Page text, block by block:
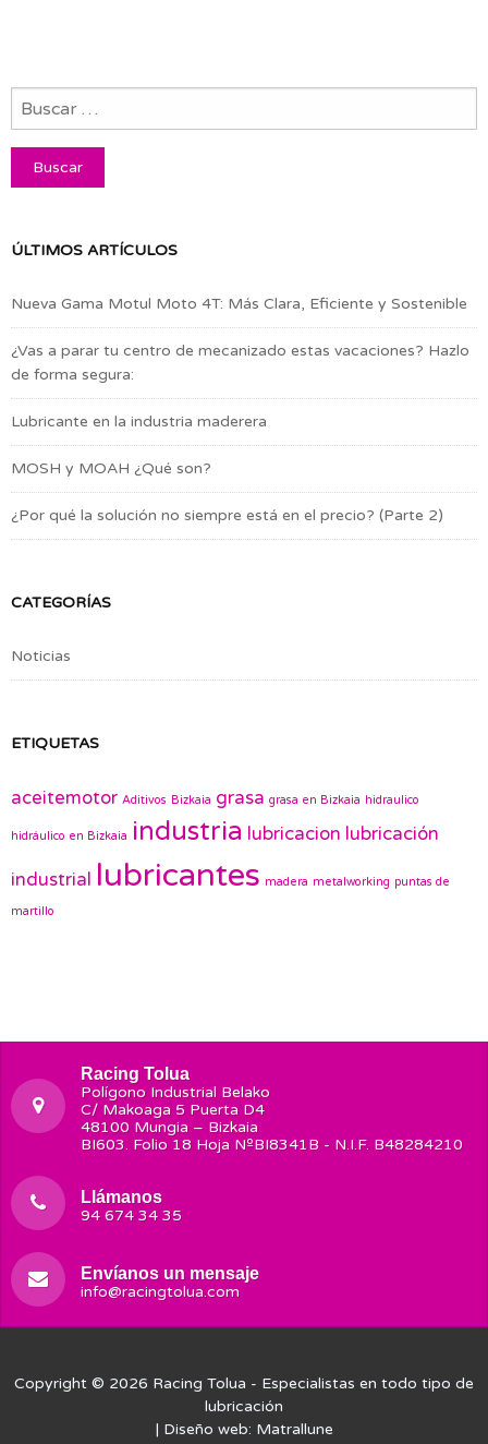
ÚLTIMOS ARTÍCULOS
Nueva Gama Motul Moto 4T: Más Clara, Eficiente y Sostenible
¿Vas a parar tu centro de mecanizado estas vacaciones? Hazlo
de forma segura:
Lubricante en la industria maderera
MOSH y MOAH ¿Qué son?
¿Por qué la solución no siempre está en el precio? (Parte 2)
CATEGORÍAS
Noticias
ETIQUETAS
aceitemotor Aditivos Bizkaia grasa grasa en Bizkaia hidraulico
hidráulico en Bizkaia industria lubricacion lubricación
industrial lubricantes madera metalworking puntas de
martillo
Racing Tolua
Polígono Industrial Belako
C/ Makoaga 5 Puerta D4
48100 Mungia – Bizkaia
BI603. Folio 18 Hoja NºBI8341B - N.I.F. B48284210
Llámanos
94 674 34 35
Envíanos un mensaje
info@racingtolua.com
Copyright © 2026 Racing Tolua - Especialistas en todo tipo de
lubricación
| Diseño web: Matrallune